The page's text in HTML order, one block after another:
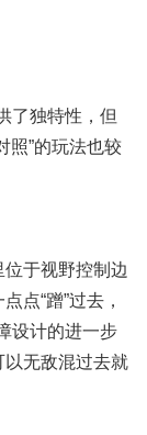
了独特性，但
照”的玩法也较
于视野控制边
点“蹭”过去，
设计的进一步
无敌混过去就